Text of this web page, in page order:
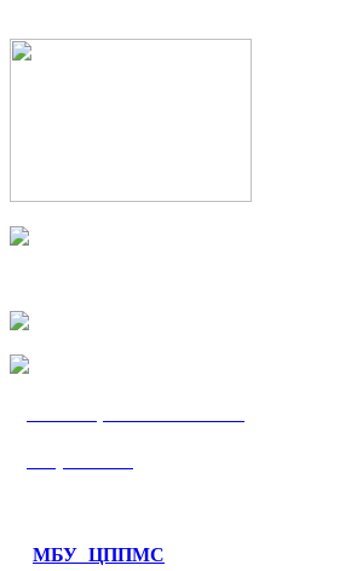
МБУ ЦППМС